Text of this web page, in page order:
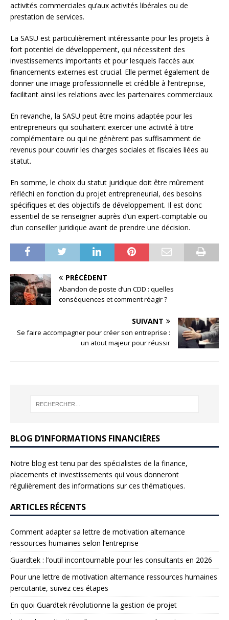
activités commerciales qu’aux activités libérales ou de
prestation de services.
La SASU est particulièrement intéressante pour les projets à
fort potentiel de développement, qui nécessitent des
investissements importants et pour lesquels l’accès aux
financements externes est crucial. Elle permet également de
donner une image professionnelle et crédible à l’entreprise,
facilitant ainsi les relations avec les partenaires commerciaux.
En revanche, la SASU peut être moins adaptée pour les
entrepreneurs qui souhaitent exercer une activité à titre
complémentaire ou qui ne génèrent pas suffisamment de
revenus pour couvrir les charges sociales et fiscales liées au
statut.
En somme, le choix du statut juridique doit être mûrement
réfléchi en fonction du projet entrepreneurial, des besoins
spécifiques et des objectifs de développement. Il est donc
essentiel de se renseigner auprès d’un expert-comptable ou
d’un conseiller juridique avant de prendre une décision.
PRÉCÉDENT
Abandon de poste d’un CDD : quelles
conséquences et comment réagir ?
SUIVANT
Se faire accompagner pour créer son entreprise :
un atout majeur pour réussir
BLOG D’INFORMATIONS FINANCIÈRES
Notre blog est tenu par des spécialistes de la finance,
placements et investissements qui vous donneront
régulièrement des informations sur ces thématiques.
ARTICLES RÉCENTS
Comment adapter sa lettre de motivation alternance
ressources humaines selon l’entreprise
Guardtek : l’outil incontournable pour les consultants en 2026
Pour une lettre de motivation alternance ressources humaines
percutante, suivez ces étapes
En quoi Guardtek révolutionne la gestion de projet